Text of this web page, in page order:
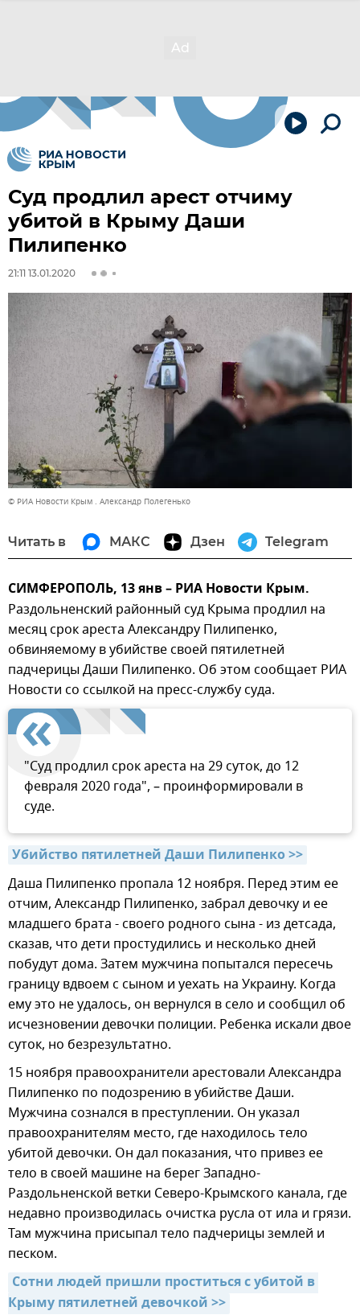
Суд продлил арест отчиму
убитой в Крыму Даши
Пилипенко
21:11 13.01.2020
© РИА Новости Крым . Александр Полегенько
Читать в МАКС Дзен Telegram
СИМФЕРОПОЛЬ, 13 янв – РИА Новости Крым.
Раздольненский районный суд Крыма продлил на
месяц срок ареста Александру Пилипенко,
обвиняемому в убийстве своей пятилетней
падчерицы Даши Пилипенко. Об этом сообщает РИА
Новости со ссылкой на пресс-службу суда.
"Суд продлил срок ареста на 29 суток, до 12
февраля 2020 года", – проинформировали в
суде.
Убийство пятилетней Даши Пилипенко >>
Даша Пилипенко пропала 12 ноября. Перед этим ее
отчим, Александр Пилипенко, забрал девочку и ее
младшего брата - своего родного сына - из детсада,
сказав, что дети простудились и несколько дней
побудут дома. Затем мужчина попытался пересечь
границу вдвоем с сыном и уехать на Украину. Когда
ему это не удалось, он вернулся в село и сообщил об
исчезновении девочки полиции. Ребенка искали двое
суток, но безрезультатно.
15 ноября правоохранители арестовали Александра
Пилипенко по подозрению в убийстве Даши.
Мужчина сознался в преступлении. Он указал
правоохранителям место, где находилось тело
убитой девочки. Он дал показания, что привез ее
тело в своей машине на берег Западно-
Раздольненской ветки Северо-Крымского канала, где
недавно производилась очистка русла от ила и грязи.
Там мужчина присыпал тело падчерицы землей и
песком.
Сотни людей пришли проститься с убитой в
Крыму пятилетней девочкой >>